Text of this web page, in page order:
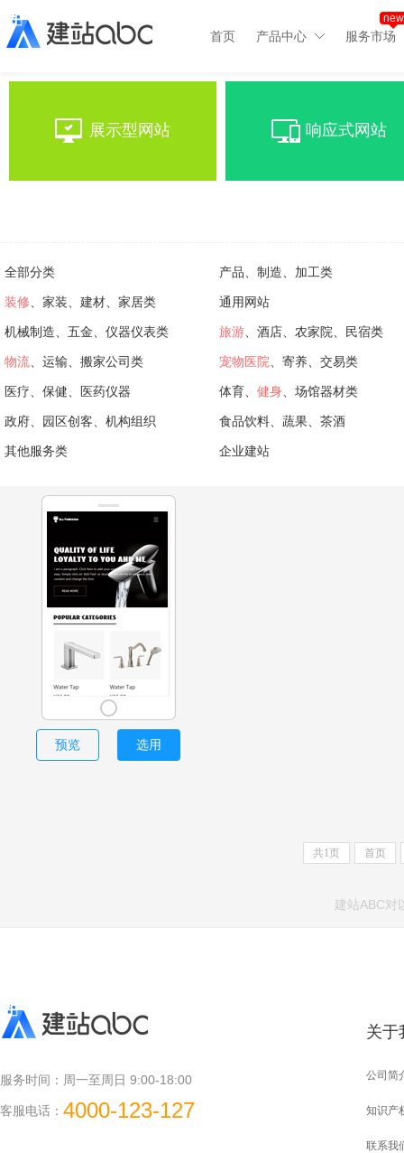
首页 产品中心 服务市场
new
展示型网站 响应式网站
全部分类 产品、制造、加工类
装修 、家装、建材、家居类 通用网站
机械制造、五金、仪器仪表类 旅游 、酒店、农家院、民宿类
物流 、运输、搬家公司类 宠物医院 、寄养、交易类
医疗、保健、医药仪器 体育、 健身 、场馆器材类
政府、园区创客、机构组织 食品饮料、蔬果、茶酒
其他服务类 企业建站
预览 选用
共1页 首页
建站ABC对
服务时间： 周一至周日 9:00-18:00
客服电话： 4000-123-127
关于
公司简
知识产
联系我